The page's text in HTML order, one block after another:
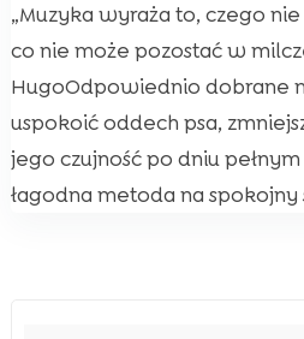
„Muzyka wyraża to, czego
co nie może pozostać w
HugoOdpowiednio dobrane
uspokoić oddech psa,
jego czujność po dniu
łagodna metoda na spokojny